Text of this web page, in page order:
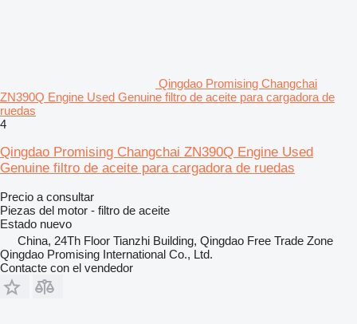
Qingdao Promising Changchai
ZN390Q Engine Used Genuine filtro de aceite para cargadora de
ruedas
4
Qingdao Promising Changchai ZN390Q Engine Used
Genuine filtro de aceite para cargadora de ruedas
Precio a consultar
Piezas del motor - filtro de aceite
Estado nuevo
China, 24Th Floor Tianzhi Building, Qingdao Free Trade Zone
Qingdao Promising International Co., Ltd.
Contacte con el vendedor